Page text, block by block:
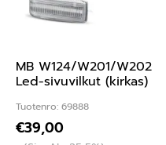
MB W124/W201/W202
Led-sivuvilkut (kirkas)
Tuotenro: 69888
€39,00